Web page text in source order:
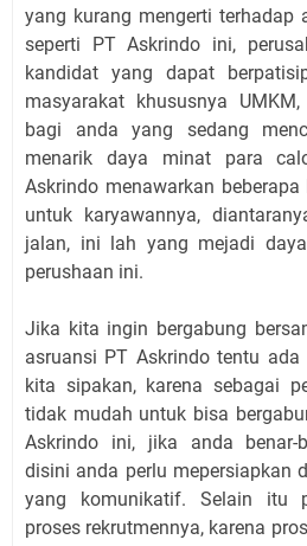
yang kurang mengerti terhadap
seperti PT Askrindo ini,
kandidat yang dapat
masyarakat khususnya
bagi anda yang sedang
menarik daya minat para
Askrindo menawarkan
untuk karyawannya,
jalan, ini lah yang mejadi
perushaan ini.
Jika kita ingin bergabung
asruansi PT Askrindo tentu
kita sipakan, karena sebagai
tidak mudah untuk bisa
Askrindo ini, jika anda benar-
disini anda perlu mepersiapkan
yang komunikatif. Selain itu
proses rekrutmennya, karena